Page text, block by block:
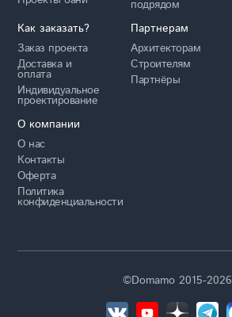
подрядом
Как заказать?
Заказ проекта
Доставка и
оплата
Индивидуальное
проектирование
Партнерам
Архитекторам
Строителям
Партнёры
О компании
О нас
Контакты
Оферта
Политика
конфиденциальности
©Domamo 2015-2026